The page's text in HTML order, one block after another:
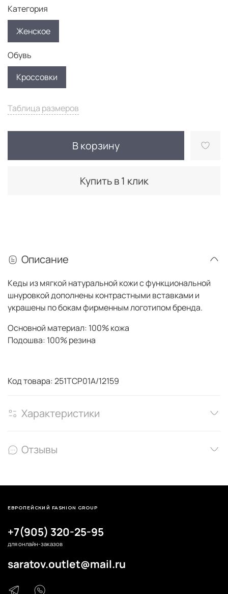
Таблица размеров
В корзину
Купить в 1 клик
Категория
Женское
Обувь
Кроссовки
Описание
Кеды из мягкой натуральной кожи с функциональной
шнуровкой дополнены контрастными вставками и
украшены по бокам фирменным логотипом бренда.
Основной материал: 100% кожа
Подошва: 100% резина
Код товара: 251TCP01A/12159
Характеристики
Отзывы
+7(905) 320-25-95
для онлайн-заказов
saratov.outlet@mail.ru
ЕВРОПЕЙСКИЙ FASHION GROUP